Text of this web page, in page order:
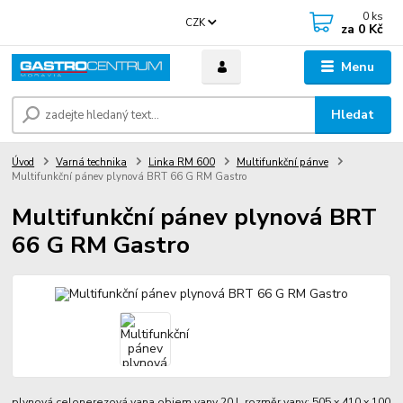
Menu
CZK
Hledat
0 ks
za 0 Kč
Úvod Varná technika Linka RM 600
Multifunkční pánve
Multifunkční pánev plynová BRT 66 G RM Gastro
Multifunkční pánev plynová BRT
66 G RM Gastro